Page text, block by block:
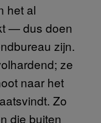
het al
— dus doen
zijn.
ze
naar het
Zo
die buiten